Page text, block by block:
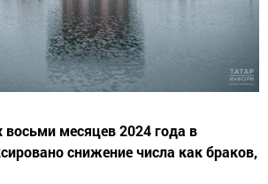
месяцев 2024 года в
снижение числа как браков,